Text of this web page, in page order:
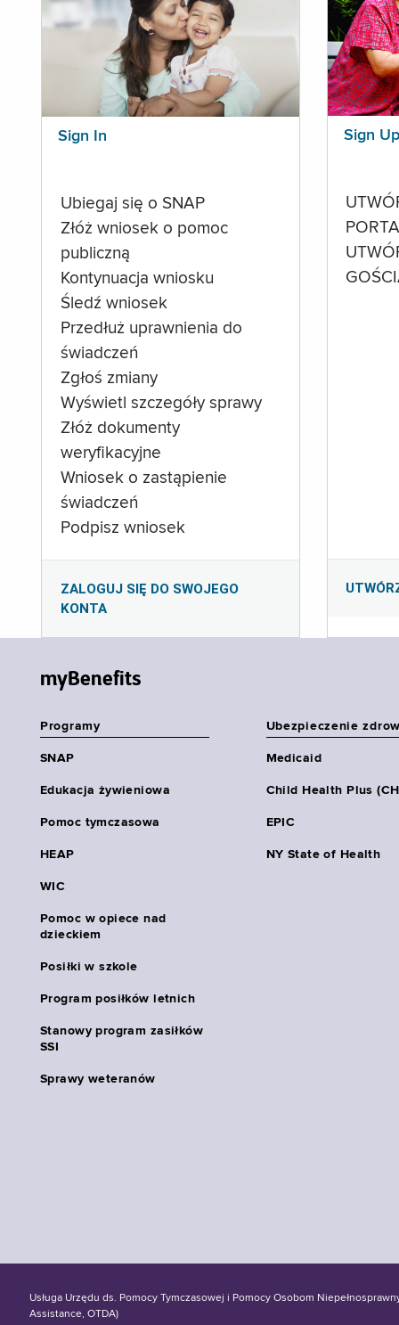
Sign In
Ubiegaj się o SNAP
Złóż wniosek o pomoc
publiczną
Kontynuacja wniosku
Śledź wniosek
Przedłuż uprawnienia do
świadczeń
Zgłoś zmiany
Wyświetl szczegóły sprawy
Złóż dokumenty
weryfikacyjne
Wniosek o zastąpienie
świadczeń
Podpisz wniosek
ZALOGUJ SIĘ DO SWOJEGO
KONTA
Sign Up
myBenefits
Programy
SNAP
Edukacja żywieniowa
Pomoc tymczasowa
HEAP
WIC
Pomoc w opiece nad
dzieckiem
Posiłki w szkole
Program posiłków letnich
Stanowy program zasiłków
SSI
Sprawy weteranów
Ubezpieczenie
Medicaid
Child Health Plus
EPIC
NY State of Health
Usługa Urzędu ds. Pomocy Tymczasowej i Pomocy Osobom
Assistance, OTDA)